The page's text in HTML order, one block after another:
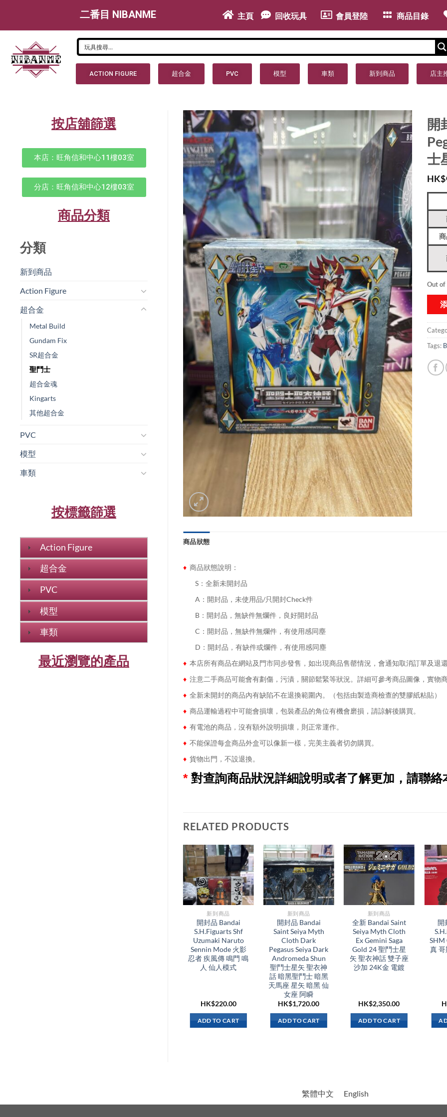
二番目 NIBANME 主頁 回收玩具 會員登陸 商品目錄
ACTION FIGURE 超合金 PVC 模型 車類 新到商品 店主
按店舖篩選
本店：旺角信和中心11樓03室
分店：旺角信和中心12樓03室
商品分類
分類
新到商品​
Action Figure
超合金
Metal Build
Gundam Fix
SR超合金
聖鬥士
超合金魂
Kingarts
其他超合金
PVC
模型
車類
按標籤篩選
Action Figure
超合金
PVC
模型
車類
最近瀏覽的產品
開
士
HK$
Out of
Tags:
商品狀態
♦ 商品狀態說明：
S：全新未開封品
A：開封品，未使用品/只開封Check件
B：開封品，無缺件無爛件，良好開封品
C：開封品，無缺件無爛件，有使用感同塵
D：開封品，有缺件或爛件，有使用感同塵
♦ 本店所有商品在網站及門市同步發售，如出現商品售罄情況，會通知取消訂單及退還
♦ 注意二手商品可能會有劃傷，污漬，關節鬆緊等狀況。詳細可參考商品圖像，實物
♦ 全新未開封的商品內有缺陷不在退換範圍內。（包括由製造商檢查的雙膠紙粘貼）
♦ 商品運輸過程中可能會損壞，包裝產品的角位有機會磨損，請諒解後購買。
♦ 有電池的商品，沒有額外說明損壞，則正常運作。
♦ 不能保證每盒商品外盒可以像新一樣，完美主義者切勿購買。
♦ 貨物出門，不設退換。
* 對查詢商品狀況詳細說明或者了解更加，請聯絡
RELATED PRODUCTS
新到商品​
開封品 Bandai
S.H.Figuarts Shf
Uzumaki Naruto
Sennin Mode 火影
忍者 疾風傳 鳴門 鳴
人 仙人模式
HK$220.00
ADD TO CART
新到商品​
開封品 Bandai
Saint Seiya Myth
Cloth Dark
Pegasus Seiya Dark
Andromeda Shun
聖鬥士星矢 聖衣神
話 暗黑聖鬥士 暗黑
天馬座 星矢 暗黑 仙
女座 阿瞬
HK$1,720.00
ADD TO CART
新到商品​
全新 Bandai Saint
Seiya Myth Cloth
Ex Gemini Saga
Gold 24 聖鬥士星
矢 聖衣神話 雙子座
沙加 24K金 電鍍
HK$2,350.00
ADD TO CART
開
SHM
真
繁體中文 English